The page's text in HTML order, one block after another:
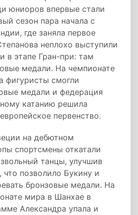
юниоров впервые стали
сезон пара начала с
где заняла первое
неплохо выступили
в этапе Гран-при: там
медали. На чемпионате
фигуристы смогли
медали и федерация
катанию решила
первенство.
на дебютном
спортсмены откатали
танцы, улучшив
что позволило Букину и
бронзовые медали. На
мира в Шанхае в
Александра упала и